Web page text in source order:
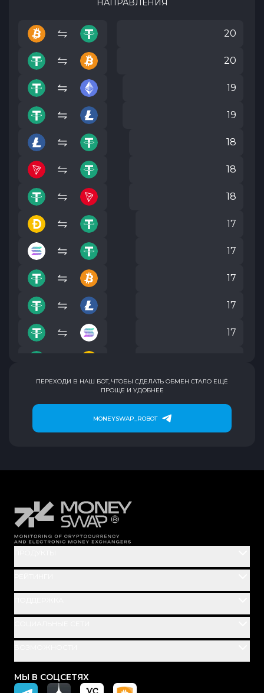
НАПРАВЛЕНИЯ
20
20
19
19
18
18
18
17
17
17
17
17
17
16
ПЕРЕХОДИ В НАШ БОТ, ЧТОБЫ СДЕЛАТЬ ОБМЕН СТАЛО ЕЩЁ
ПРОЩЕ И УДОБНЕЕ
MONEYSWAP_ROBOT
МЫ В СОЦСЕТЯХ